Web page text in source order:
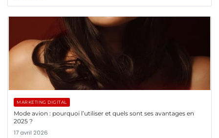
MARKETING DIGITAL
Mode avion : pourquoi l’utiliser et quels sont ses avantages en
2025 ?
17 avril 2026